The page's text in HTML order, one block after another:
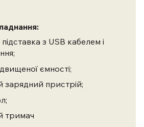
з USB кабелем і
ємності;
зарядний пристрій;
тримач